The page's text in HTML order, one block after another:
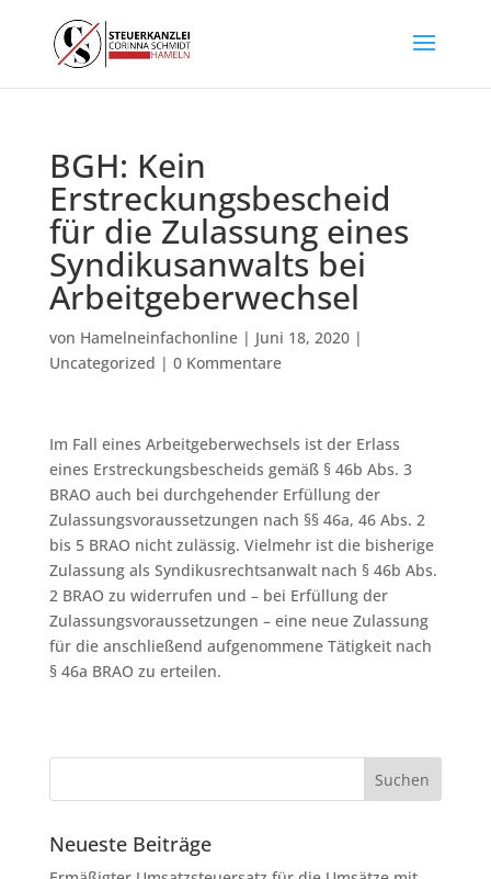
BGH: Kein
Erstreckungsbescheid
für die Zulassung eines
Syndikusanwalts bei
Arbeitgeberwechsel
von Hamelneinfachonline| Juni 18, 2020|
Uncategorized | 0 Kommentare
Im Fall eines Arbeitgeberwechsels ist der Erlass
eines Erstreckungsbescheids gemäß § 46b Abs. 3
BRAO auch bei durchgehender Erfüllung der
Zulassungsvoraussetzungen nach §§ 46a, 46 Abs. 2
bis 5 BRAO nicht zulässig. Vielmehr ist die bisherige
Zulassung als Syndikusrechtsanwalt nach § 46b Abs.
2 BRAO zu widerrufen und – bei Erfüllung der
Zulassungsvoraussetzungen – eine neue Zulassung
für die anschließend aufgenommene Tätigkeit nach
§ 46a BRAO zu erteilen.
Neueste Beiträge